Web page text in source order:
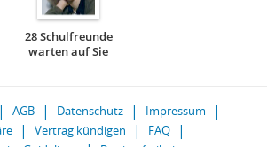
28 Schulfreunde
warten auf Sie
AGB Datenschutz
Impressum
Vertrag kündigen
FAQ